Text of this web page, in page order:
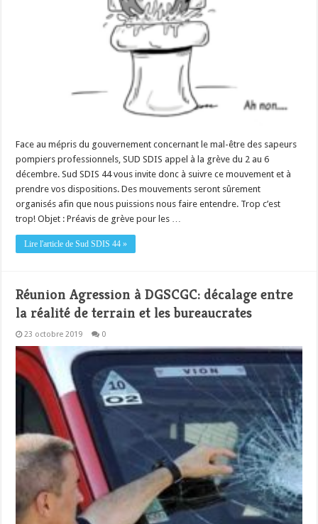
Face au mépris du gouvernement concernant le mal-être des sapeurs
pompiers professionnels, SUD SDIS appel à la grève du 2 au 6
décembre. Sud SDIS 44 vous invite donc à suivre ce mouvement et à
prendre vos dispositions. Des mouvements seront sûrement
organisés afin que nous puissions nous faire entendre. Trop c’est
trop! Objet : Préavis de grève pour les …
Lire l'article de Sud SDIS 44 »
Réunion Agression à DGSCGC: décalage entre
la réalité de terrain et les bureaucrates
23 octobre 2019 0